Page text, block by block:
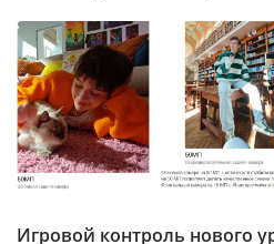
Игровой контроль нового